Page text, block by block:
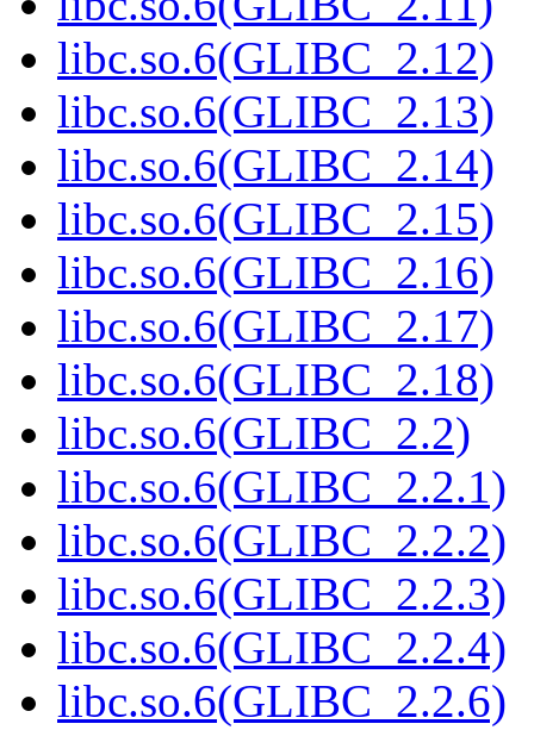
libc.so.6(GLIBC_2.12)
libc.so.6(GLIBC_2.13)
libc.so.6(GLIBC_2.14)
libc.so.6(GLIBC_2.15)
libc.so.6(GLIBC_2.16)
libc.so.6(GLIBC_2.17)
libc.so.6(GLIBC_2.18)
libc.so.6(GLIBC_2.2)
libc.so.6(GLIBC_2.2.1)
libc.so.6(GLIBC_2.2.2)
libc.so.6(GLIBC_2.2.3)
libc.so.6(GLIBC_2.2.4)
libc.so.6(GLIBC_2.2.6)